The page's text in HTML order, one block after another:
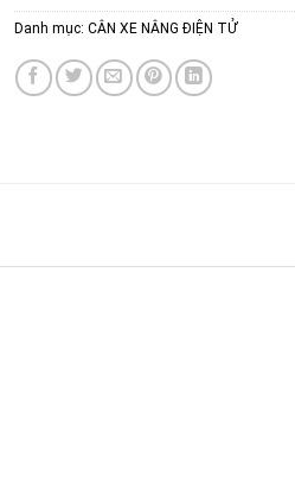
Danh mục: CÂN XE NÂNG ĐIỆN TỬ